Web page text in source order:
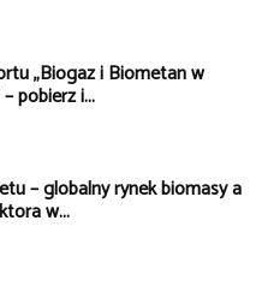
„Biogaz i Biometan w
pobierz i...
– globalny rynek biomasy a
w...